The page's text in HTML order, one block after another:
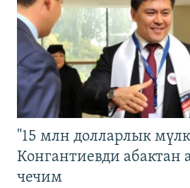
"15 млн долларлык
Конгантиевди абактан
чечим